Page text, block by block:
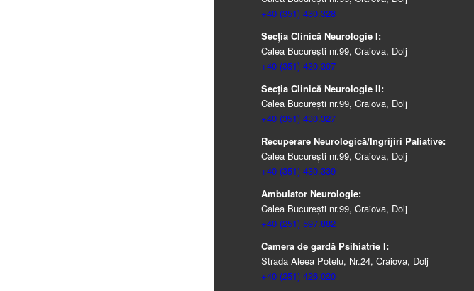
+40 (351) 430.328
Secția Clinică Neurologie I:
Calea București nr.99, Craiova, Dolj
+40 (351) 430.307
Secția Clinică Neurologie II:
Calea București nr.99, Craiova, Dolj
+40 (351) 430.327
Recuperare Neurologică/Ingrijiri Paliative:
Calea București nr.99, Craiova, Dolj
+40 (351) 430.339
Ambulator Neurologie:
Calea București nr.99, Craiova, Dolj
+40 (251) 597.882
Camera de gardă Psihiatrie I:
Strada Aleea Potelu, Nr.24, Craiova, Dolj
+40 (251) 426.020